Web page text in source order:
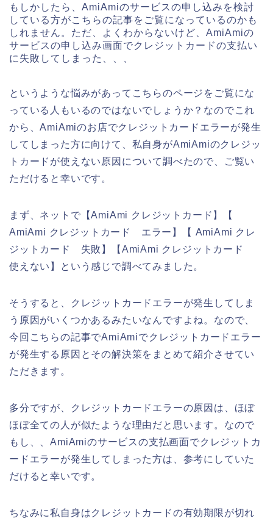
もしかしたら、AmiAmiのサービスの申し込みを検討
している方がこちらの記事をご覧になっているのかも
しれません。ただ、よくわからないけど、AmiAmiの
サービスの申し込み画面でクレジットカードの支払い
に失敗してしまった、、、
というような悩みがあってこちらのページをご覧にな
っている人もいるのではないでしょうか？なのでこれ
から、AmiAmiのお店でクレジットカードエラーが発生
してしまった方に向けて、私自身がAmiAmiのクレジッ
トカードが使えない原因について調べたので、ご覧い
ただけると幸いです。
まず、ネットで【AmiAmi クレジットカード】【
AmiAmi クレジットカード エラー】【 AmiAmi クレ
ジットカード 失敗】【AmiAmi クレジットカード
使えない】という感じで調べてみました。
そうすると、クレジットカードエラーが発生してしま
う原因がいくつかあるみたいなんですよね。なので、
今回こちらの記事でAmiAmiでクレジットカードエラー
が発生する原因とその解決策をまとめて紹介させてい
ただきます。
多分ですが、クレジットカードエラーの原因は、ほぼ
ほぼ全ての人が似たような理由だと思います。なので
もし、、AmiAmiのサービスの支払画面でクレジットカ
ードエラーが発生してしまった方は、参考にしていた
だけると幸いです。
ちなみに私自身はクレジットカードの有効期限が切れ